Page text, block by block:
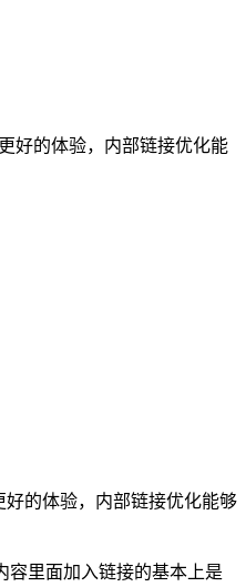
好的体验，内部链接优化能
的体验，内部链接优化能够
容里面加入链接的基本上是